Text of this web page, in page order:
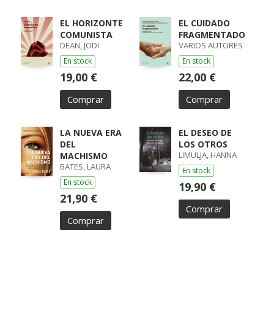
EL HORIZONTE
COMUNISTA
DEAN, JODI
En stock
19,00 €
Comprar
EL CUIDADO
FRAGMENTADO
VARIOS AUTORES
En stock
22,00 €
Comprar
LA NUEVA ERA
DEL
MACHISMO
BATES, LAURA
En stock
21,90 €
Comprar
EL DESEO DE
LOS OTROS
LIMULJA, HANNA
En stock
19,90 €
Comprar